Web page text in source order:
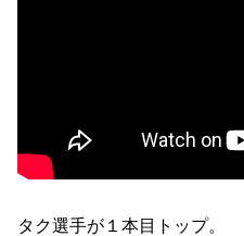
タク選手が１本目トップ。